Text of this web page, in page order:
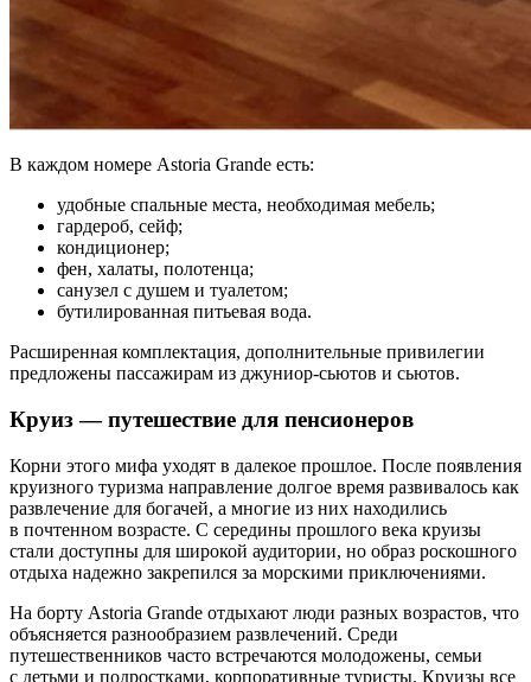
В каждом номере Astoria Grande есть:
удобные спальные места, необходимая мебель;
гардероб, сейф;
кондиционер;
фен, халаты, полотенца;
санузел с душем и туалетом;
бутилированная питьевая вода.
Расширенная комплектация, дополнительные привилегии
предложены пассажирам из джуниор-сьютов и сьютов.
Круиз — путешествие для пенсионеров
Корни этого мифа уходят в далекое прошлое. После появления
круизного туризма направление долгое время развивалось как
развлечение для богачей, а многие из них находились
в почтенном возрасте. С середины прошлого века круизы
стали доступны для широкой аудитории, но образ роскошного
отдыха надежно закрепился за морскими приключениями.
На борту Astoria Grande отдыхают люди разных возрастов, что
объясняется разнообразием развлечений. Среди
путешественников часто встречаются молодожены, семьи
с детьми и подростками, корпоративные туристы. Круизы все